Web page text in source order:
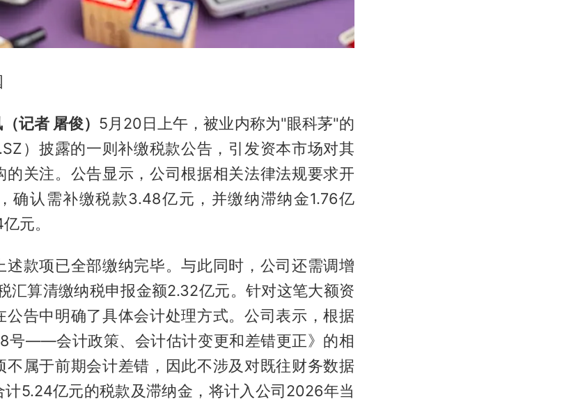
记者 屠俊） 5月20日上午，被业内称为"眼科茅"的
）披露的一则补缴税款公告，引发资本市场对其
的关注。公告显示，公司根据相关法律法规要求开
确认需补缴税款3.48亿元，并缴纳滞纳金1.76亿
元。
述款项已全部缴纳完毕。与此同时，公司还需调增
汇算清缴纳税申报金额2.32亿元。针对这笔大额资
公告中明确了具体会计处理方式。公司表示，根据
号——会计政策、会计估计变更和差错更正》的相
不属于前期会计差错，因此不涉及对既往财务数据
计5.24亿元的税款及滞纳金，将计入公司2026年当